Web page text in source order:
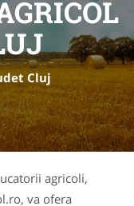
Cluj
agricoli,
va ofera